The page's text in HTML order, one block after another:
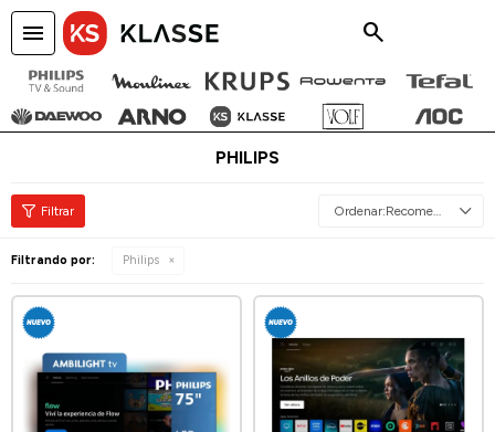
menu
PHILIPS
Recomendados
Filtrando por: Philips
close